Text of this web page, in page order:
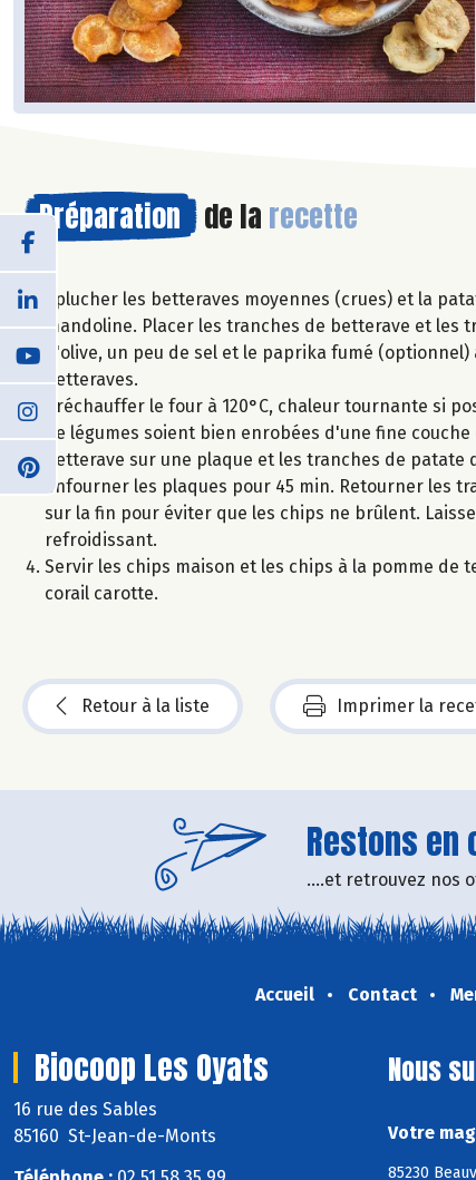
Préparation de la recette
Éplucher les betteraves moyennes (crues) et la
mandoline. Placer les tranches de betterave et les
d'olive, un peu de sel et le paprika fumé
betteraves.
Préchauffer le four à 120°C, chaleur tournante si
de légumes soient bien enrobées d'une fine
betterave sur une plaque et les tranches de
Enfourner les plaques pour 45 min. Retourner les
sur la fin pour éviter que les chips ne brûlent.
refroidissant.
Servir les chips maison et les chips à la pomme de
corail carotte.
Retour à la liste Imprimer la
Restons
....et retrouvez nos
Accueil Contact
Biocoop Les Oyats
16 rue des Sables
85160 St-Jean-de-Monts
Nous
Votre
85230